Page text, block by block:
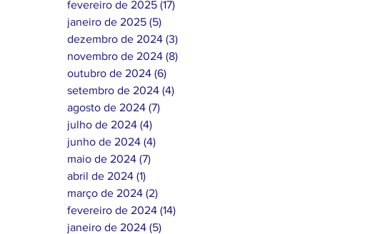
fevereiro de 2025 (17)
janeiro de 2025 (5)
dezembro de 2024 (3)
novembro de 2024 (8)
outubro de 2024 (6)
setembro de 2024 (4)
agosto de 2024 (7)
julho de 2024 (4)
junho de 2024 (4)
maio de 2024 (7)
abril de 2024 (1)
março de 2024 (2)
fevereiro de 2024 (14)
janeiro de 2024 (5)